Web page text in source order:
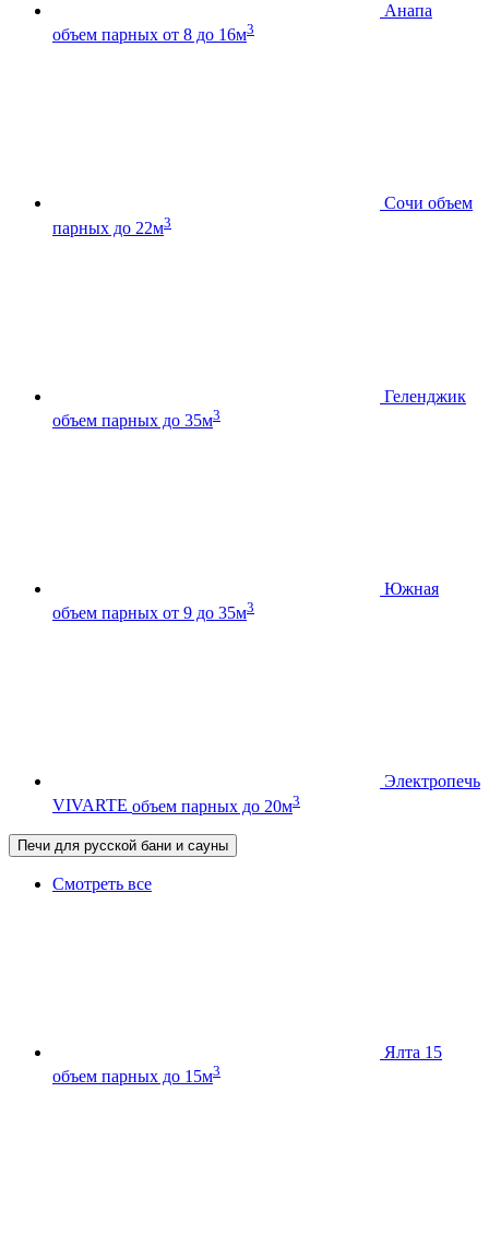
Анапа
объем парных от 8 до 16м3
Сочи объем
парных до 22м3
Геленджик
объем парных до 35м3
Южная
объем парных от 9 до 35м3
Электропечь
VIVARTE объем парных до 20м3
Печи для русской бани и сауны
Смотреть все
Ялта 15
объем парных до 15м3